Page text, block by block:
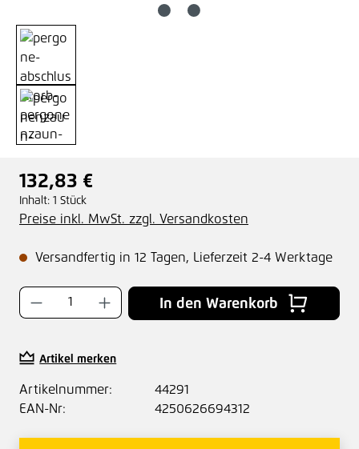
Regulärer Preis:
132,83 €
Inhalt: 1 Stück
Preise inkl. MwSt. zzgl. Versandkosten
Versandfertig in 12 Tagen, Lieferzeit 2-4 Werktage
Produkt Anzahl: Gib den gewünschten
In den Warenkorb
Artikel merken
Artikelnummer:
44291
EAN-Nr:
4250626694312